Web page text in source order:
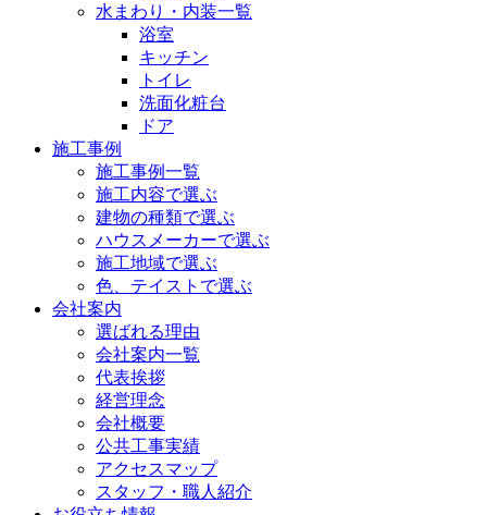
水まわり・内装一覧
浴室
キッチン
トイレ
洗面化粧台
ドア
施工事例
施工事例一覧
施工内容で選ぶ
建物の種類で選ぶ
ハウスメーカーで選ぶ
施工地域で選ぶ
色、テイストで選ぶ
会社案内
選ばれる理由
会社案内一覧
代表挨拶
経営理念
会社概要
公共工事実績
アクセスマップ
スタッフ・職人紹介